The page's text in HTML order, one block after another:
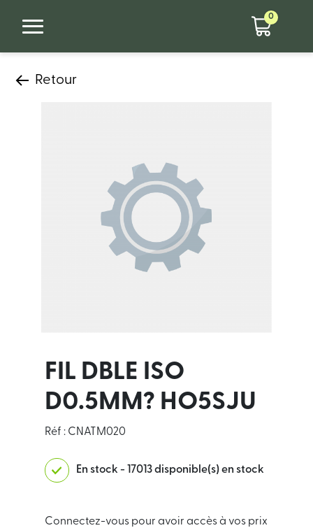
0
Retour
FIL DBLE ISO
D0.5MM? HO5SJU
Réf : CNATM020
En stock - 17013 disponible(s) en stock
Connectez-vous pour avoir accès à vos prix